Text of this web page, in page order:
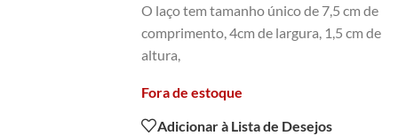
O laço tem tamanho único de 7,5 cm de
comprimento, 4cm de largura, 1,5 cm de
altura,
Fora de estoque
Adicionar à Lista de Desejos